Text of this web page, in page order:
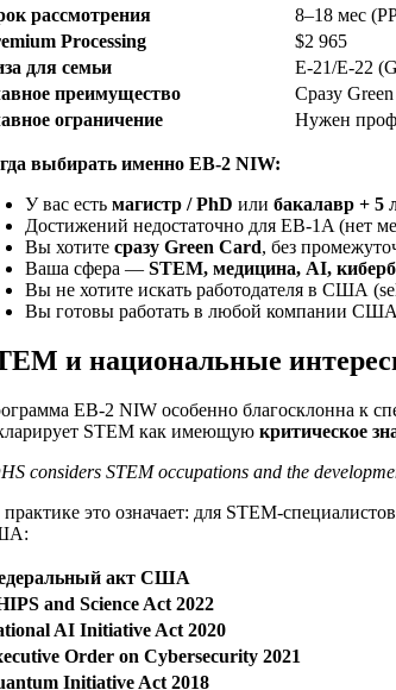
рассмотрения
8–18 мес
Processing
$2 965
для семьи
E-21/E-22
преимущество
Сразу
ограничение
Нужен
выбирать именно EB-2 NIW:
У вас естьмагистр / PhD илибакалавр + 5
Достижений недостаточно для EB-1A (нет
Вы хотитесразу Green Card, без
Ваша сфера —STEM, медицина, AI,
Вы не хотите искать работодателя в США
Вы готовы работать в любой компании США
и национальные
EB-2 NIW особенно благосклонна к
STEM как имеющуюкритическое
considers STEM occupations and the
это означает: для STEM-
акт США
and Science Act 2022
AI Initiative Act 2020
Order on Cybersecurity 2021
Initiative Act 2018